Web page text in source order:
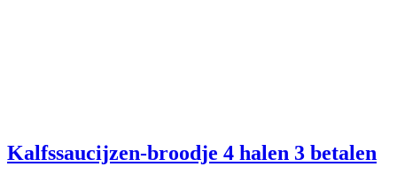
Kalfssaucijzen-broodje 4 halen 3 betalen